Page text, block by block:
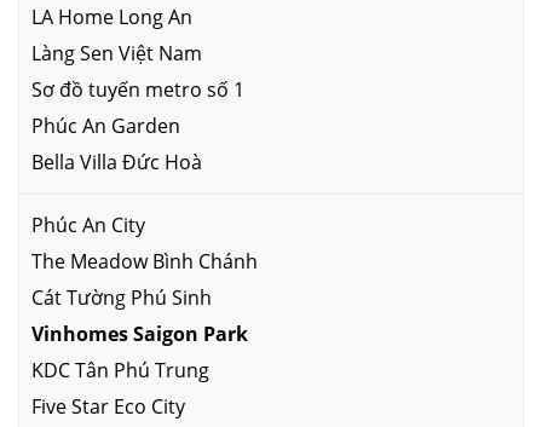
LA Home Long An
Làng Sen Việt Nam
Sơ đồ tuyến metro số 1
Phúc An Garden
Bella Villa Đức Hoà
Phúc An City
The Meadow Bình Chánh
Cát Tường Phú Sinh
Vinhomes Saigon Park
KDC Tân Phú Trung
Five Star Eco City